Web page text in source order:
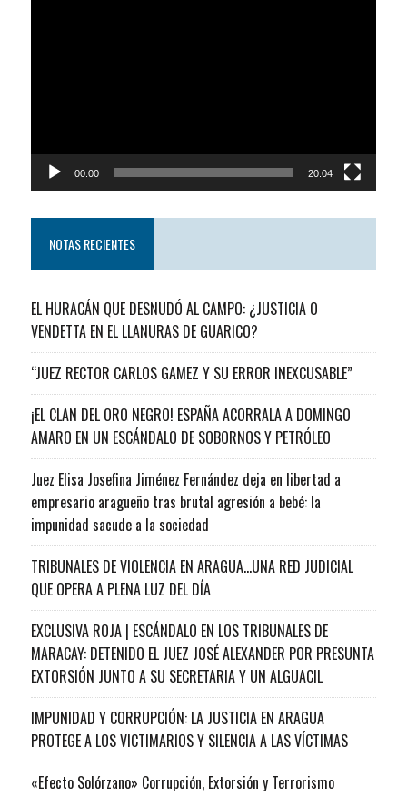
00:00 20:04
NOTAS RECIENTES
EL HURACÁN QUE DESNUDÓ AL CAMPO: ¿JUSTICIA O
VENDETTA EN EL LLANURAS DE GUARICO?
“JUEZ RECTOR CARLOS GAMEZ Y SU ERROR INEXCUSABLE”
¡EL CLAN DEL ORO NEGRO! ESPAÑA ACORRALA A DOMINGO
AMARO EN UN ESCÁNDALO DE SOBORNOS Y PETRÓLEO
Juez Elisa Josefina Jiménez Fernández deja en libertad a
empresario aragueño tras brutal agresión a bebé: la
impunidad sacude a la sociedad
TRIBUNALES DE VIOLENCIA EN ARAGUA…UNA RED JUDICIAL
QUE OPERA A PLENA LUZ DEL DÍA
EXCLUSIVA ROJA | ESCÁNDALO EN LOS TRIBUNALES DE
MARACAY: DETENIDO EL JUEZ JOSÉ ALEXANDER POR PRESUNTA
EXTORSIÓN JUNTO A SU SECRETARIA Y UN ALGUACIL
IMPUNIDAD Y CORRUPCIÓN: LA JUSTICIA EN ARAGUA
PROTEGE A LOS VICTIMARIOS Y SILENCIA A LAS VÍCTIMAS
«Efecto Solórzano» Corrupción, Extorsión y Terrorismo